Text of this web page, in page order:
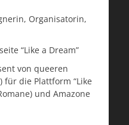
Organisatorin,
“Like a Dream”
von queeren
für die Plattform “Like
und Amazone